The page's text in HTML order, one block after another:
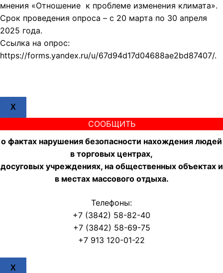
мнения «Отношение к проблеме изменения климата».
Срок проведения опроса – с 20 марта по 30 апреля
2025 года.
Ссылка на опрос:
https://forms.yandex.ru/u/67d94d17d04688ae2bd87407/.
X
СООБЩИТЬ
о фактах нарушения безопасности нахождения людей
в торговых центрах,
досуговых учреждениях, на общественных объектах и
в местах массового отдыха.
Телефоны:
+7 (3842) 58-82-40
+7 (3842) 58-69-75
+7 913 120-01-22
X